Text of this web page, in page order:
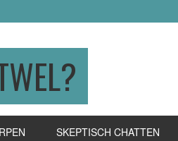
SKEPTISCH CHATTEN